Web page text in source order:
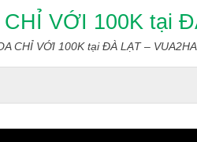
VỚI 100K tại
CHỈ VỚI 100K tại ĐÀ LẠT –